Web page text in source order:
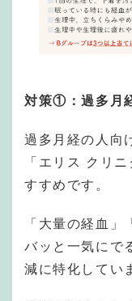
対策①：過多月
過多月経の人向
「エリス クリ
すすめです。
「大量の経血
バッと一気にで
減に特化してい